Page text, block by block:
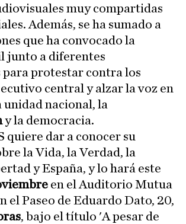
muy compartidas
Además, se ha sumado a
que ha convocado la
junto a diferentes
para protestar contra los
central y alzar la voz en
unidad nacional, la
y la democracia.
quiere dar a conocer su
la Vida, la Verdad, la
y España, y lo hará este
en el Auditorio Mutua
el Paseo de Eduardo Dato, 20,
, bajo el título 'A pesar de